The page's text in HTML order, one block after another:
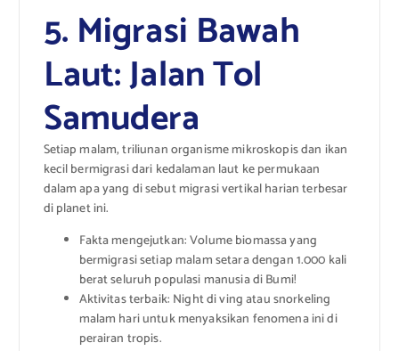
5. Migrasi Bawah
Laut: Jalan Tol
Samudera
Setiap malam, triliunan organisme mikroskopis dan ikan
kecil bermigrasi dari kedalaman laut ke permukaan
dalam apa yang di sebut migrasi vertikal harian terbesar
di planet ini.
Fakta mengejutkan: Volume biomassa yang
bermigrasi setiap malam setara dengan 1.000 kali
berat seluruh populasi manusia di Bumi!
Aktivitas terbaik: Night di ving atau snorkeling
malam hari untuk menyaksikan fenomena ini di
perairan tropis.